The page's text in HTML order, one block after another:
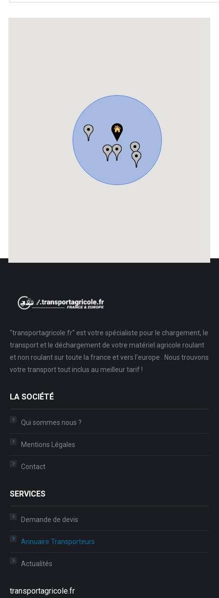
TRANSPORTS GAUCI
COURSAC
05 53 04 04 41
FretSide
38480Le-Pont-de-Beauvoisin
Tel.: 09 86 87 31 96
"transportagricole.fr" est votre spécialiste pour le chargement, le
transport et le déchargement de votre matériel agricole roulant
et non roulant sur toute la france et vers l'europe . Nous trouvons
votre transport tout inclus au meilleur tarif !
LA SOCIÉTÉ
Qui sommes nous ?
Mentions Légales
Contact
SERVICES
Demande de devis
Annuaire Transporteurs
Actualités
transportagricole.fr